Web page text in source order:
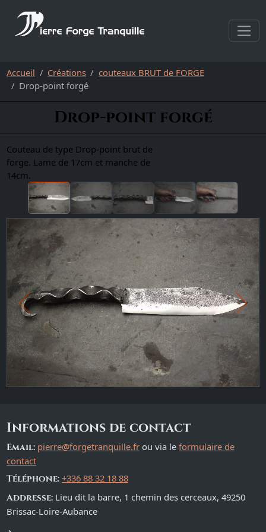
Accueil Créations
couteaux BRUT de FORGE
Drop-point forgé
Drop-point forgé
Couteau de type Drop-point brut de
forge. Lame de 17cm et manche de
14cm.
Previous
Informations de contact
Email: pierre@forgetranquille.fr ou via leformulaire de
contact
Téléphone:+336 88 32 18 88
Addresse: Lieu dit la barre, 1 chemin des cerceaux, 49250
Brissac-Loire-Aubance